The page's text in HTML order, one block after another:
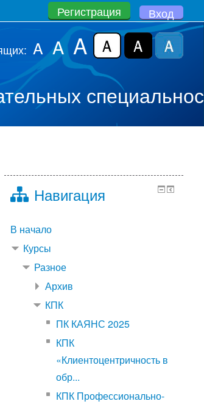
Регистрация Вход
A A A
Навигация
В начало
Курсы
Разное
Архив
КПК
ПК КАЯНС 2025
КПК
«Клиентоцентричность в
обр...
КПК Профессионально-